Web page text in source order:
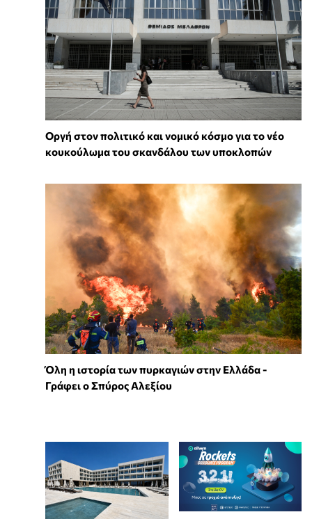
Οργή στον πολιτικό και νομικό κόσμο για το νέο
κουκούλωμα του σκανδάλου των υποκλοπών
Όλη η ιστορία των πυρκαγιών στην Ελλάδα -
Γράφει ο Σπύρος Αλεξίου